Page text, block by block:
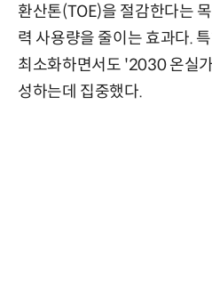
환산톤(TOE)을 절감한다는
력 사용량을 줄이는 효과다.
최소화하면서도 '2030 온실
성하는데 집중했다.